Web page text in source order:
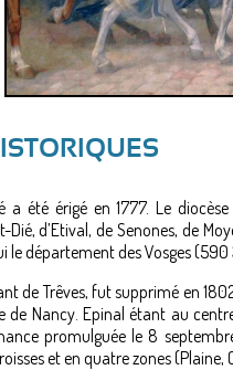
a été érigé en 1777. Le
d’Etival, de Senones, de
le département des Vosges
de Trêves, fut supprimé en
Nancy. Epinal étant au
promulguée le 8
et en quatre zones (Plaine,